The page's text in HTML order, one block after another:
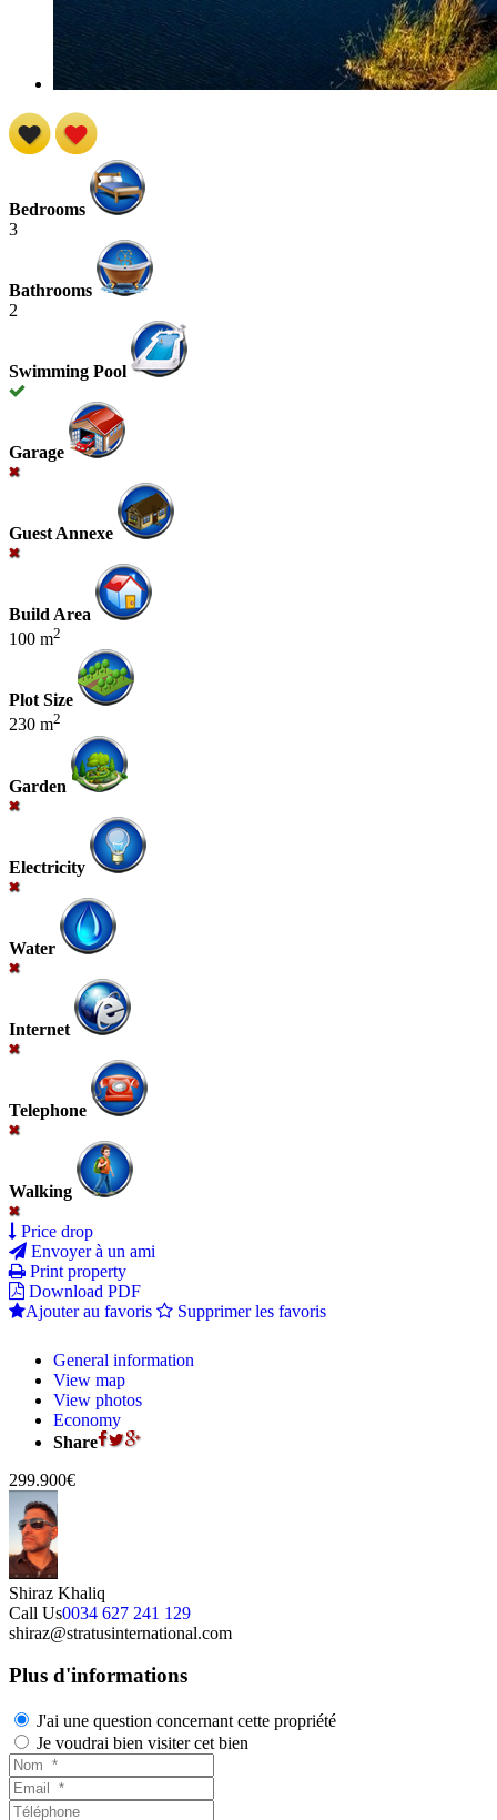
Bedrooms
3
Bathrooms
2
Swimming Pool
Garage
Guest Annexe
Build Area
100 m2
Plot Size
230 m2
Garden
Electricity
Water
Internet
Telephone
Walking
Price drop
Envoyer à un ami
Print property
Download PDF
Ajouter au favoris
Supprimer les favoris
General information
View map
View photos
Economy
Share
299.900€
Shiraz Khaliq
Call Us0034 627 241 129
shiraz@stratusinternational.com
Plus d'informations
J'ai une question concernant cette propriété
Je voudrai bien visiter cet bien